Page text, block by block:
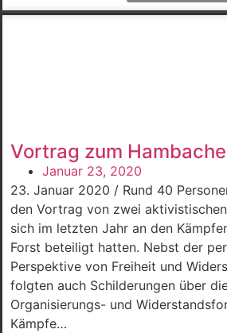
Vortrag zum
Januar 23, 2020
23. Januar 2020 / Rund 40
den Vortrag von zwei
sich im letzten Jahr an den
Forst beteiligt hatten. Nebst der
Perspektive von Freiheit und
folgten auch Schilderungen über
Organisierungs- und
Kämpfe…